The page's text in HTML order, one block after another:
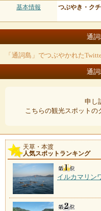
基本情報 つぶやき・ク
通
「通詞島」でつぶやかれた
通
申し
こちらの観光スポットの
天草・本渡
人気スポットランキング
イルカマリン